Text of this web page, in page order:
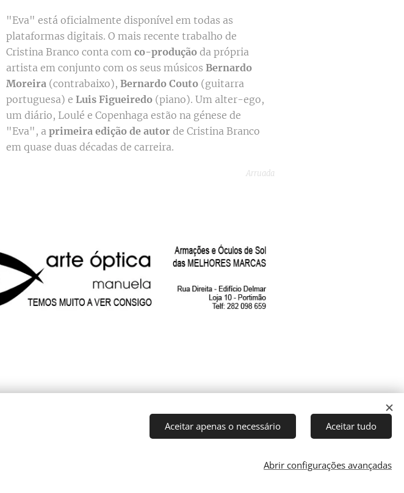
"Eva" está oficialmente disponível em todas as
plataformas digitais. O mais recente trabalho de
Cristina Branco conta com co-produção da própria
artista em conjunto com os seus músicos Bernardo
Moreira (contrabaixo), Bernardo Couto (guitarra
portuguesa) e Luis Figueiredo (piano). Um alter-ego,
um diário, Loulé e Copenhaga estão na génese de
"Eva", a primeira edição de autor de Cristina Branco
em quase duas décadas de carreira.
Arruada
Cookies
Aceitar apenas o necessário Aceitar tudo
Abrir configurações avançadas